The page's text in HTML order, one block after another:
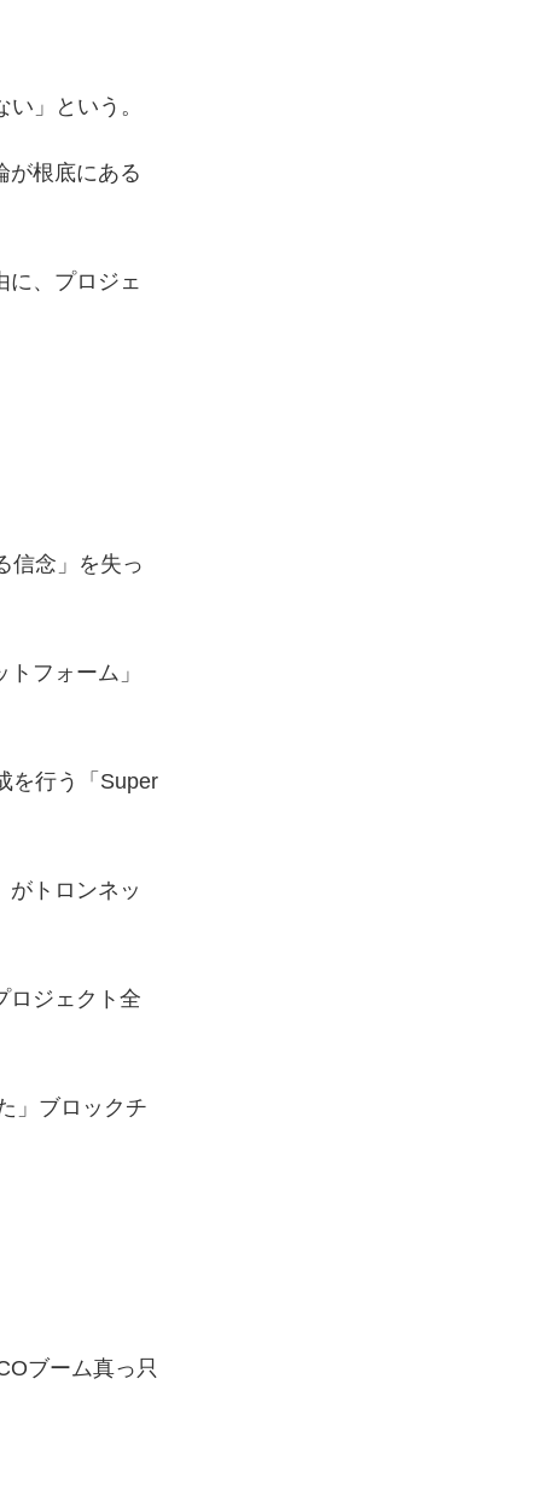
」という。
が根底にある
に、プロジェ
信念」を失っ
フォーム」
を行う「Super
がトロンネッ
ロジェクト全
」ブロックチ
ブーム真っ只